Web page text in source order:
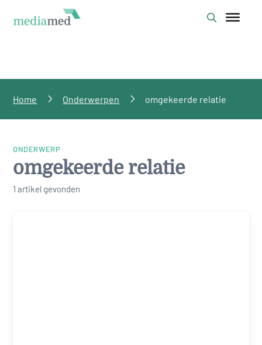
Home Onderwerpen omgekeerde relatie
ONDERWERP
omgekeerde relatie
1 artikel gevonden